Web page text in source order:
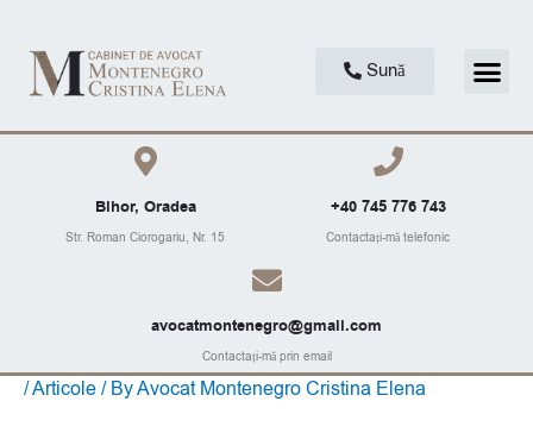
content
Sună
Bihor, Oradea
Str. Roman Ciorogariu, Nr. 15
+40 745 776 743
Contactați-mă telefonic
avocatmontenegro@gmail.com
Contactați-mă prin email
/Articole/ ByAvocat Montenegro Cristina Elena
Post